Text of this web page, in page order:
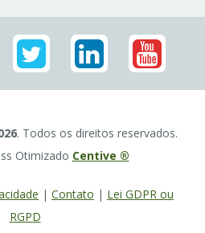
. Todos os direitos reservados.
Otimizado Centive ®
| Contato | Lei GDPR ou
RGPD